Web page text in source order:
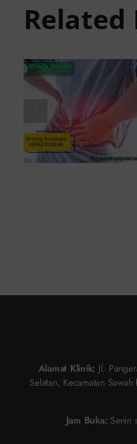
Related
Sering
Kambuh
dan Cara
Atasinya
Alamat Klinik: Jl.
Selatan, Kecamatan
Jam Buka: Senin